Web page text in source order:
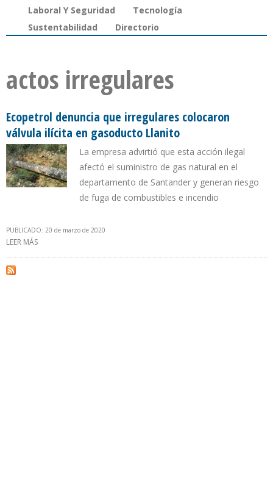
Laboral Y Seguridad
Tecnología
Sustentabilidad
Directorio
actos irregulares
Ecopetrol denuncia que irregulares colocaron
válvula ilícita en gasoducto Llanito
La empresa advirtió que esta acción ilegal
afectó el suministro de gas natural en el
departamento de Santander y generan riesgo
de fuga de combustibles e incendio
PUBLICADO: 20 de marzo de 2020
LEER MÁS